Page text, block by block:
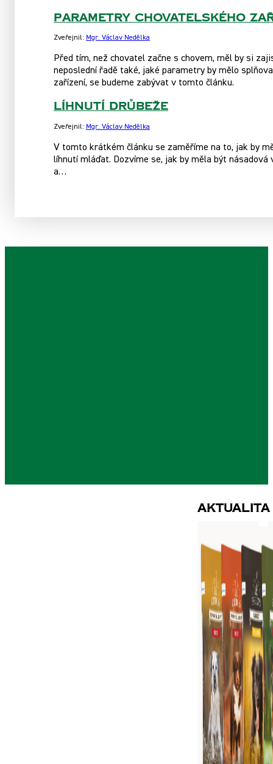
Parametry chovatelského
Zveřejnil: Mgr. Václav Nedělka
Před tím, než chovatel začne s chovem, měl by si
neposlední řadě také, jaké parametry by mělo
zařízení, se budeme zabývat v tomto článku.
Líhnutí drůbeže
Zveřejnil: Mgr. Václav Nedělka
V tomto krátkém článku se zaměříme na to, jak by
líhnutí mláďat. Dozvíme se, jak by měla být
a…
Aktualita